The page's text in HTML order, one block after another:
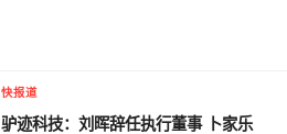
快报道
驴迹科技：刘晖辞任执行董事 卜家乐